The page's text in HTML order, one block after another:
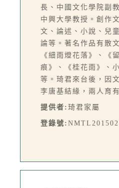
長、中國文化學院副
中興大學教授。創作
文、論述、小說、兒
論等。著名作品有散
《細雨燈花落》、《
痕》、《桂花雨》、
等。琦君來台後，因
李唐基結緣，兩人育
提供者: 琦君家屬
登錄號: